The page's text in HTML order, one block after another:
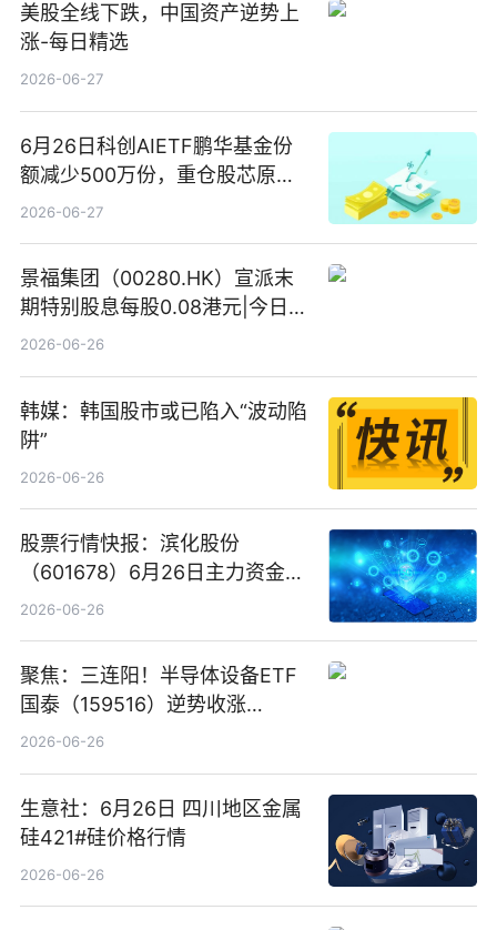
美股全线下跌，中国资产逆势上
涨-每日精选
2026-06-27
6月26日科创AIETF鹏华基金份
额减少500万份，重仓股芯原股
份、寒武纪、澜起科技 观速讯
2026-06-27
景福集团（00280.HK）宣派末
期特别股息每股0.08港元|今日快
看
2026-06-26
韩媒：韩国股市或已陷入“波动陷
阱”
2026-06-26
股票行情快报：滨化股份
（601678）6月26日主力资金净
卖出5964.34万元
2026-06-26
聚焦：三连阳！半导体设备ETF
国泰（159516）逆势收涨
3.5%，近10日累计净流入超65
2026-06-26
生意社：6月26日 四川地区金属
硅421#硅价格行情
2026-06-26